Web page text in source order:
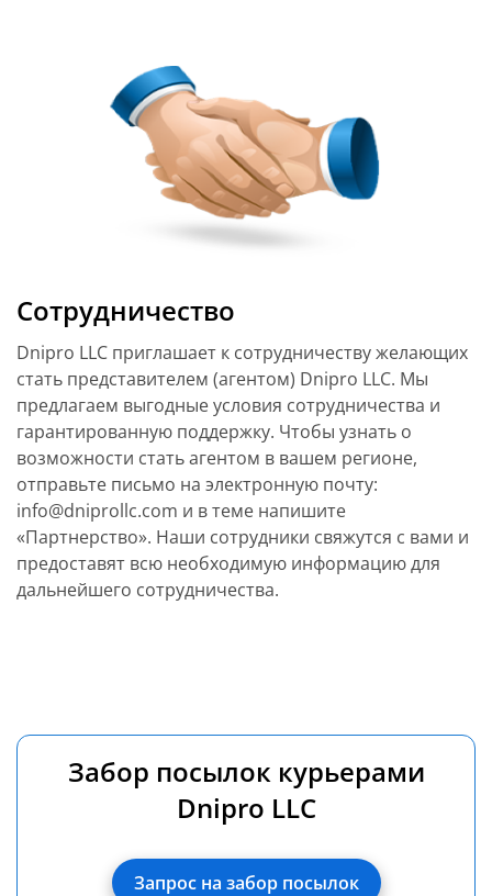
Сотрудничество
Dnipro LLC приглашает к сотрудничеству желающих
стать представителем (агентом) Dnipro LLC. Мы
предлагаем выгодные условия сотрудничества и
гарантированную поддержку. Чтобы узнать о
возможности стать агентом в вашем регионе,
отправьте письмо на электронную почту:
info@dniprollc.com и в теме напишите
«Партнерство». Наши сотрудники свяжутся с вами и
предоставят всю необходимую информацию для
дальнейшего сотрудничества.
Забор посылок курьерами
Dnipro LLC
Запрос на забор посылок